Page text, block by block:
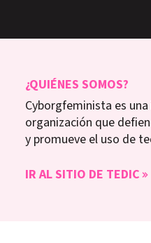
¿QUIÉNES SOMOS?
Cyborgfeminista es
organización que
y promueve el uso de
IR AL SITIO DE TEDIC